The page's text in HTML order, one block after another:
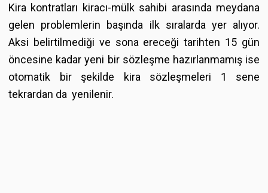
Kira kontratları kiracı-mülk sahibi arasında meydana
gelen problemlerin başında ilk sıralarda yer alıyor.
Aksi belirtilmediği ve sona ereceği tarihten 15 gün
öncesine kadar yeni bir sözleşme hazırlanmamış ise
otomatik bir şekilde kira sözleşmeleri 1 sene
tekrardan da yenilenir.